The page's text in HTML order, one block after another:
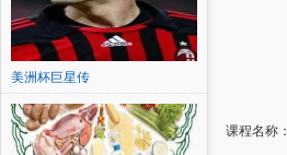
美洲杯巨星传
课程名称：